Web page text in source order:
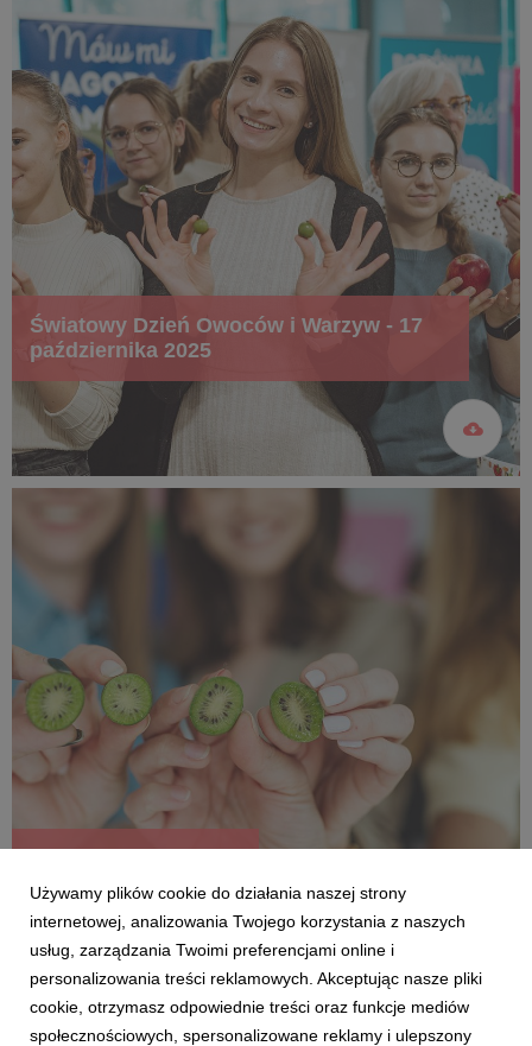
Światowy Dzień Owoców i Warzyw - 17
października 2025
Używamy plików cookie do działania naszej strony
internetowej, analizowania Twojego korzystania z naszych
usług, zarządzania Twoimi preferencjami online i
personalizowania treści reklamowych. Akceptując nasze pliki
cookie, otrzymasz odpowiednie treści oraz funkcje mediów
społecznościowych, spersonalizowane reklamy i ulepszony